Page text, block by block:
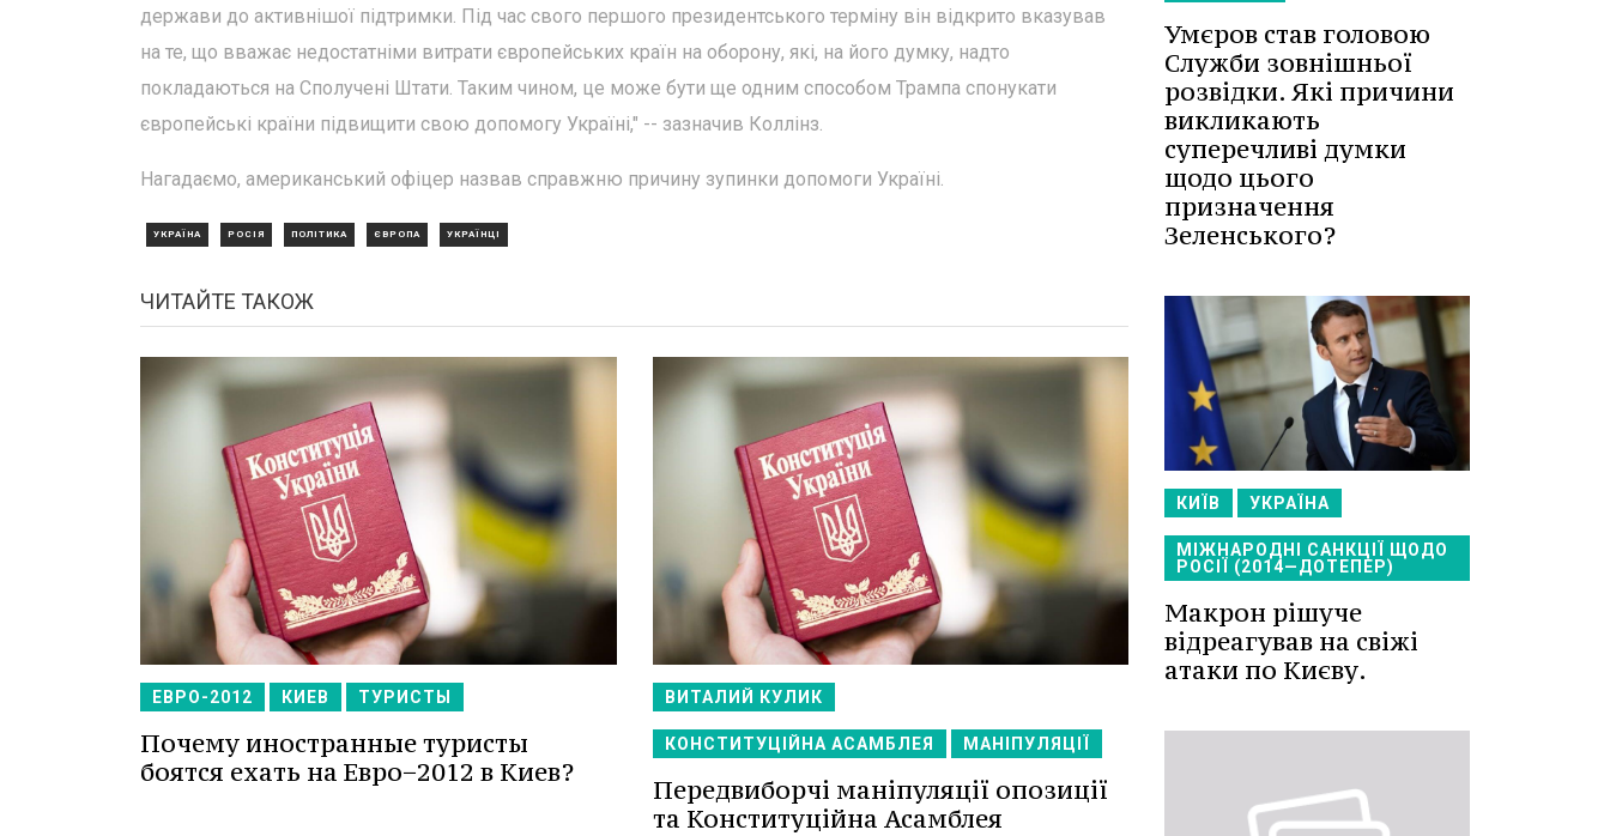
держави до активнішої підтримки. Під час свого першого президентського терміну він відкрито вказував
на те, що вважає недостатніми витрати європейських країн на оборону, які, на його думку, надто
покладаються на Сполучені Штати. Таким чином, це може бути ще одним способом Трампа спонукати
європейські країни підвищити свою допомогу Україні," -- зазначив Коллінз.
Нагадаємо, американський офіцер назвав справжню причину зупинки допомоги Україні.
УКРАЇНА РОСІЯ ПОЛІТИКА ЄВРОПА УКРАЇНЦІ
ЧИТАЙТЕ ТАКОЖ
ЕВРО-2012 КИЕВ ТУРИСТЫ
Почему иностранные туристы
боятся ехать на Евро−2012 в Киев?
ВИТАЛИЙ КУЛИК
КОНСТИТУЦІЙНА АСАМБЛЕЯ МАНІПУЛЯЦІЇ
Передвиборчі маніпуляції опозиції
та Конституційна Асамблея
Умєров став головою
Служби зовнішньої
розвідки. Які причини
викликають
суперечливі думки
щодо цього
призначення
Зеленського?
КИЇВ УКРАЇНА
МІЖНАРОДНІ САНКЦІЇ ЩОДО
РОСІЇ (2014—ДОТЕПЕР)
Макрон рішуче
відреагував на свіжі
атаки по Києву.